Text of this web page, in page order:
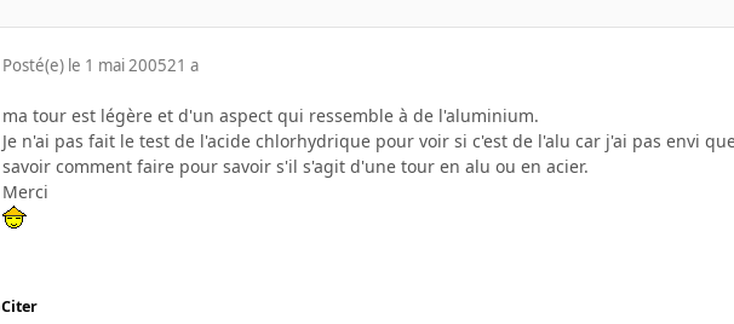
Posté(e) le 1 mai 200521 a
ma tour est légère et d'un aspect qui ressemble à de l'aluminium.
Je n'ai pas fait le test de l'acide chlorhydrique pour voir si c'est de l'alu car j'ai pas envi
savoir comment faire pour savoir s'il s'agit d'une tour en alu ou en acier.
Merci
Citer